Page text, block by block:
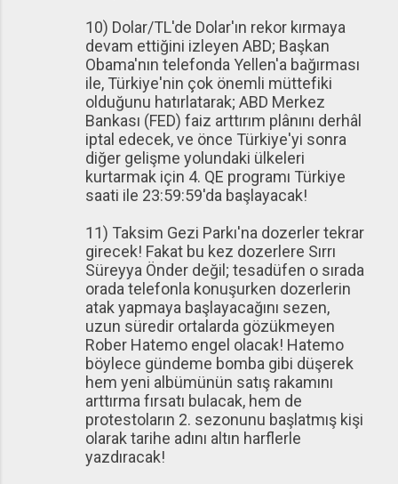
10) Dolar/TL'de Dolar'ın rekor kırmaya
devam ettiğini izleyen ABD; Başkan
Obama'nın telefonda Yellen'a bağırması
ile, Türkiye'nin çok önemli müttefiki
olduğunu hatırlatarak; ABD Merkez
Bankası (FED) faiz arttırım plânını derhâl
iptal edecek, ve önce Türkiye'yi sonra
diğer gelişme yolundaki ülkeleri
kurtarmak için 4. QE programı Türkiye
saati ile 23:59:59'da başlayacak!
11) Taksim Gezi Parkı'na dozerler tekrar
girecek! Fakat bu kez dozerlere Sırrı
Süreyya Önder değil; tesadüfen o sırada
orada telefonla konuşurken dozerlerin
atak yapmaya başlayacağını sezen,
uzun süredir ortalarda gözükmeyen
Rober Hatemo engel olacak! Hatemo
böylece gündeme bomba gibi düşerek
hem yeni albümünün satış rakamını
arttırma fırsatı bulacak, hem de
protestoların 2. sezonunu başlatmış kişi
olarak tarihe adını altın harflerle
yazdıracak!